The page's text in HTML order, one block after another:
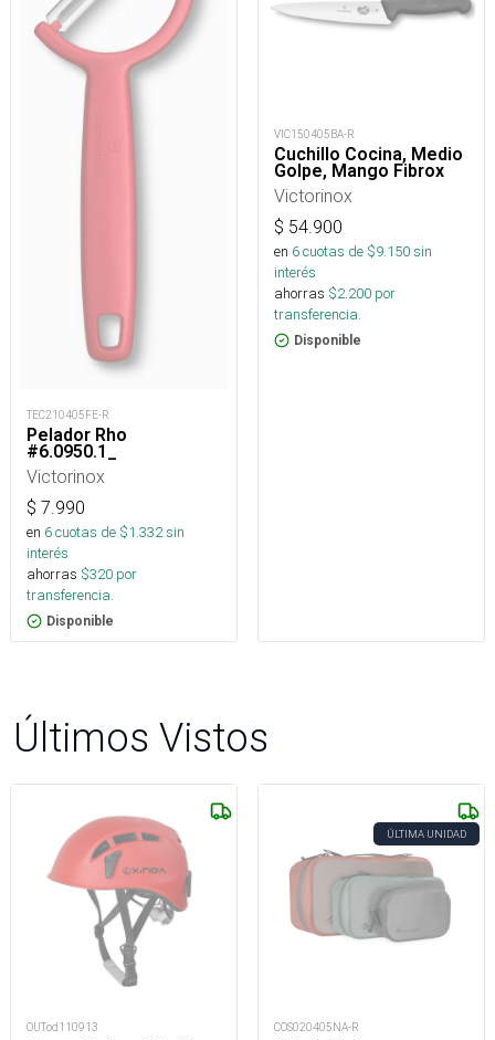
TEC210405FE-R
Pelador Rho
#6.0950.1_
Victorinox
$ 7.990
en 6cuotas de $1.332sin
interés
ahorras $320 por
transferencia.
Disponible
VIC150405BA-R
Cuchillo Cocina, Medio
Golpe, Mango Fibrox
Victorinox
$ 54.900
en 6cuotas de $9.150sin
interés
ahorras $2.200 por
transferencia.
Disponible
Últimos Vistos
OUTod110913
ÚLTIMA UNIDAD
COS020405NA-R